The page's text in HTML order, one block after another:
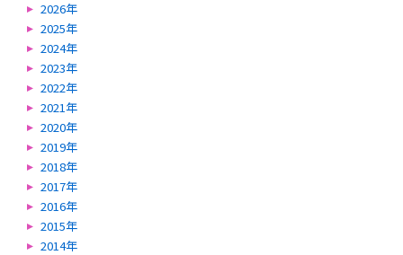
2026年
2025年
2024年
2023年
2022年
2021年
2020年
2019年
2018年
2017年
2016年
2015年
2014年